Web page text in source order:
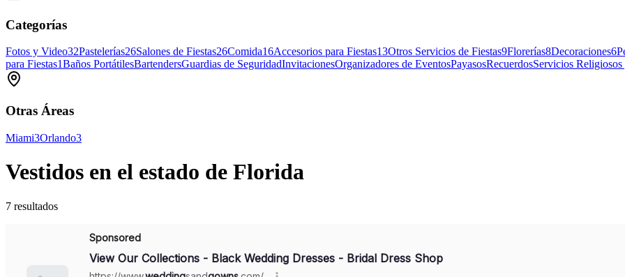
Categorías
Fotos y Video32Pastelerías26Salones de Fiestas26Comida16Accesorios para Fiestas13Otros Servicios de Fiestas9Florerías8Decoraciones6
para Fiestas1Baños PortátilesBartendersGuardias de SeguridadInvitacionesOrganizadores de EventosPayasosRecuerdosServicios
Otras Áreas
Miami3Orlando3
Vestidos en el estado de Florida
7 resultados